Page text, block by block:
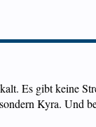
Es gibt keine
Kyra. Und